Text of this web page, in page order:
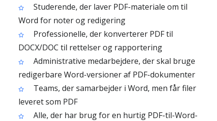
Studerende, der laver PDF-materiale om til
Word for noter og redigering
Professionelle, der konverterer PDF til
DOCX/DOC til rettelser og rapportering
Administrative medarbejdere, der skal bruge
redigerbare Word-versioner af PDF-dokumenter
Teams, der samarbejder i Word, men får filer
leveret som PDF
Alle, der har brug for en hurtig PDF-til-Word-